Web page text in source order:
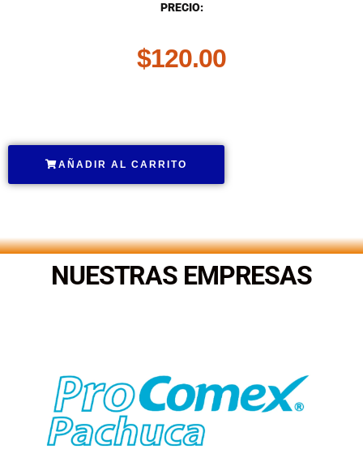
PRECIO:
$120.00
AÑADIR AL CARRITO
NUESTRAS EMPRESAS